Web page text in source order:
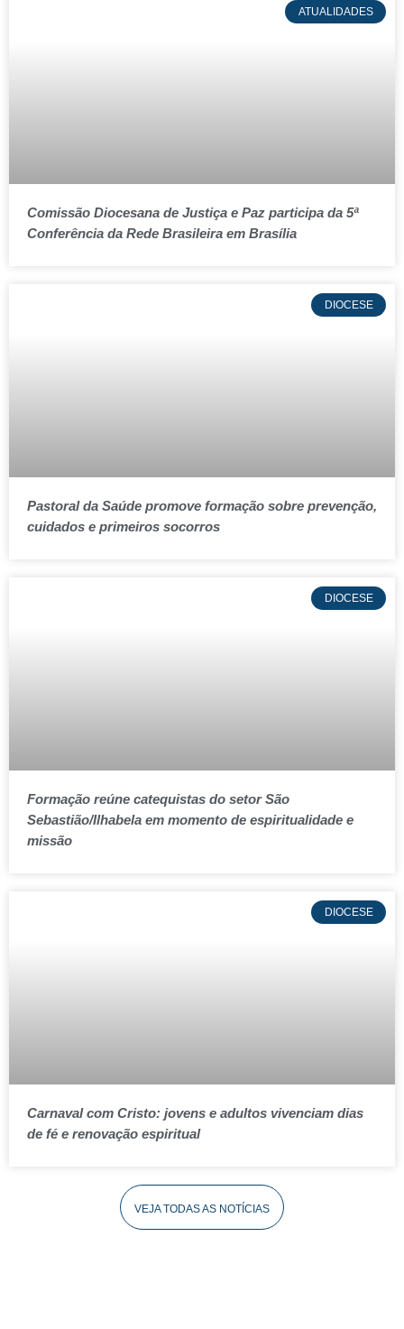
ATUALIDADES
Comissão Diocesana de Justiça e Paz participa da 5ª
Conferência da Rede Brasileira em Brasília
DIOCESE
Pastoral da Saúde promove formação sobre prevenção,
cuidados e primeiros socorros
DIOCESE
Formação reúne catequistas do setor São
Sebastião/Ilhabela em momento de espiritualidade e
missão
DIOCESE
Carnaval com Cristo: jovens e adultos vivenciam dias
de fé e renovação espiritual
VEJA TODAS AS NOTÍCIAS